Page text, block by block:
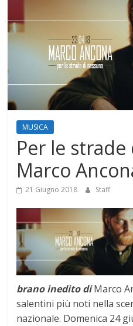
di
arte,
cultura,
turismo
e
curiosità
MUSICA
Per le
Marco
21 Giugno 2018 Staff
brano inedito diMarco
salentini più noti nella
nazionale. Domenica 24